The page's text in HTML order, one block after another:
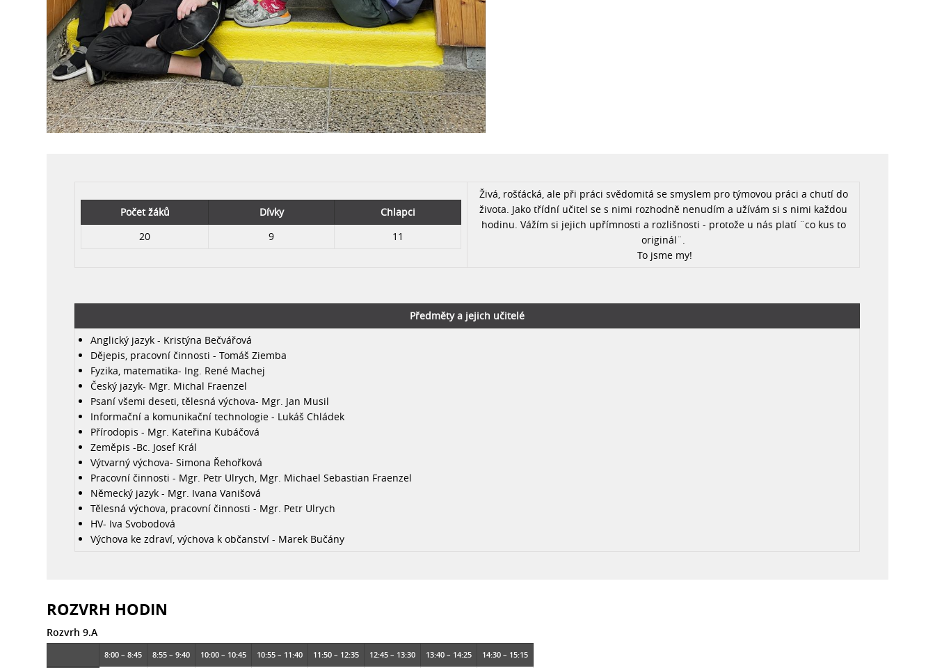
Počet žáků Dívky
Chlapci
20
9 11
Živá, rošťácká, ale při práci svědomitá se smyslem pro týmovou práci a chutí do
života. Jako třídní učitel se s nimi rozhodně nenudím a užívám si s nimi každou
hodinu. Vážím si jejich upřímnosti a rozlišnosti - protože u nás platí ¨co kus to
originál¨.
To jsme my!
Předměty a jejich učitelé
Anglický jazyk - Kristýna Bečvářová
Dějepis, pracovní činnosti - Tomáš Ziemba
Fyzika, matematika- Ing. René Machej
Český jazyk- Mgr. Michal Fraenzel
Psaní všemi deseti, tělesná výchova- Mgr. Jan Musil
Informační a komunikační technologie - Lukáš Chládek
Přírodopis - Mgr. Kateřina Kubáčová
Zeměpis -Bc. Josef Král
Výtvarný výchova- Simona Řehořková
Pracovní činnosti - Mgr. Petr Ulrych, Mgr. Michael Sebastian Fraenzel
Německý jazyk - Mgr. Ivana Vanišová
Tělesná výchova, pracovní činnosti - Mgr. Petr Ulrych
HV- Iva Svobodová
Výchova ke zdraví, výchova k občanství - Marek Bučány
ROZVRH HODIN
Rozvrh 9.A
8:00 – 8:45 8:55 – 9:40 10:00 – 10:45 10:55 – 11:40 11:50 – 12:35 12:45 – 13:30 13:40 – 14:25 14:30 – 15:15